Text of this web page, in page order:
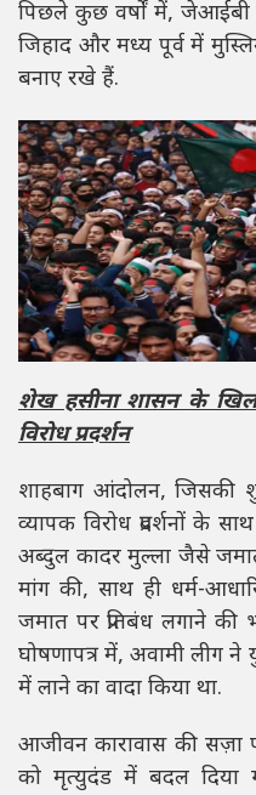
पिछले कुछ वर्षों में, जेआईबी
जिहाद और मध्य पूर्व में
बनाए रखे हैं.
शेख हसीना शासन के
विरोध प्रदर्शन
शाहबाग आंदोलन, जिसकी
व्यापक विरोध प्रदर्शनों के
अब्दुल कादर मुल्ला जैसे
मांग की, साथ ही धर्म-
जमात पर प्रतिबंध लगाने
घोषणापत्र में, अवामी लीग
में लाने का वादा किया था.
आजीवन कारावास की सज़ा
को मृत्युदंड में बदल दिया